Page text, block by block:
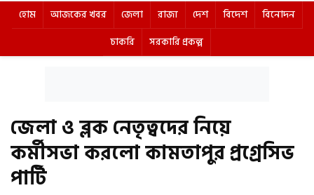
হোম আজকের খবর জেলা রাজ্য দেশ বিদেশ
বিনোদন
চাকরি
সরকারি প্রকল্প
জেলা ও ব্লক নেতৃত্বদের নিয়ে
কর্মীসভা করলো কামতাপুর প্রগ্রেসিভ
পার্টি